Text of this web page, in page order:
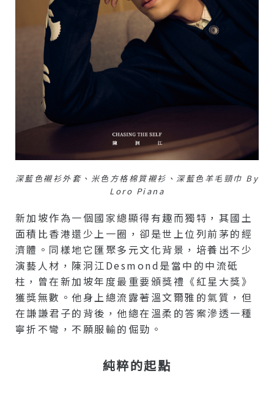
深藍色襯衫外套、米色方格棉質襯衫、深藍色羊毛頸巾 By
Loro Piana
新加坡作為一個國家總顯得有趣而獨特，其國土
面積比香港還少上一圈，卻是世上位列前茅的經
濟體。同樣地它匯聚多元文化背景，培養出不少
演藝人材，陳泂江Desmond是當中的中流砥
柱，曾在新加坡年度最重要頒獎禮《紅星大獎》
獲獎無數。他身上總流露著溫文爾雅的氣質，但
在謙謙君子的背後，他總在溫柔的答案滲透一種
寧折不彎，不願服輸的倔勁。
純粹的起點